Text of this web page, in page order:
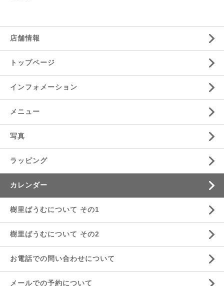
店舗情報
トップページ
インフォメーション
メニュー
写真
ラッピング
カレンダー
樹里ばうむについて その1
樹里ばうむについて その2
お電話での問い合わせについて
メールでの予約について